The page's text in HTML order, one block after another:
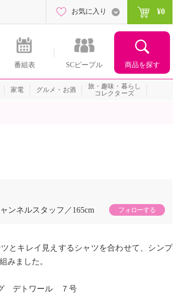
番組表 SCピープル 商品を探す
お気に入り ¥0
家電 グルメ・お酒
旅・趣味・暮らし
コレクターズ
ンネルスタッフ
165cm フォローする
とキレイ見えするシャツを合わせて、シンプ
みました。
デトワール ７号